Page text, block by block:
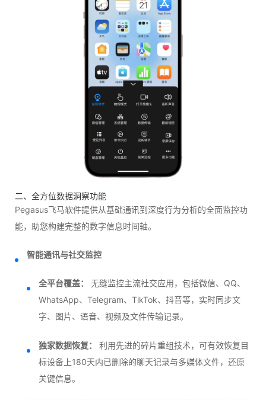
二、全方位数据洞察功能
Pegasus飞马软件提供从基础通讯到深度行为分析的全面监控功
能，助您构建完整的数字信息时间轴。
智能通讯与社交监控
全平台覆盖：
无缝监控主流社交应用，包括微信、QQ、
WhatsApp、Telegram、TikTok、抖音等，实时同步文
字、图片、语音、视频及文件传输记录。
独家数据恢复：
利用先进的碎片重组技术，可有效恢复目
标设备上180天内已删除的聊天记录与多媒体文件，还原
关键信息。